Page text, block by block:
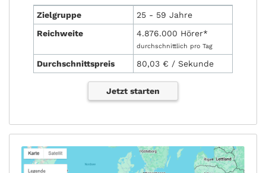
Zielgruppe
25 - 59 Jahre
Reichweite
4.876.000 Hörer*
durchschnittlich pro Tag
Durchschnittspreis 80,03 € / Sekunde
Jetzt starten